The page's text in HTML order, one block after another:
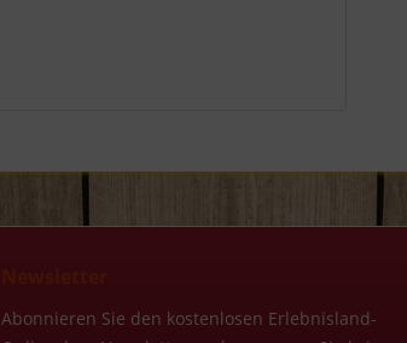
Abonnieren Sie den kostenlosen Erlebnisland-